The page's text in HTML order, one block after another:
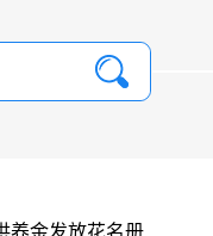
养金发放花名册